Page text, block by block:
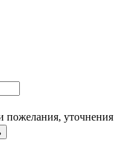
пожелания, уточнения